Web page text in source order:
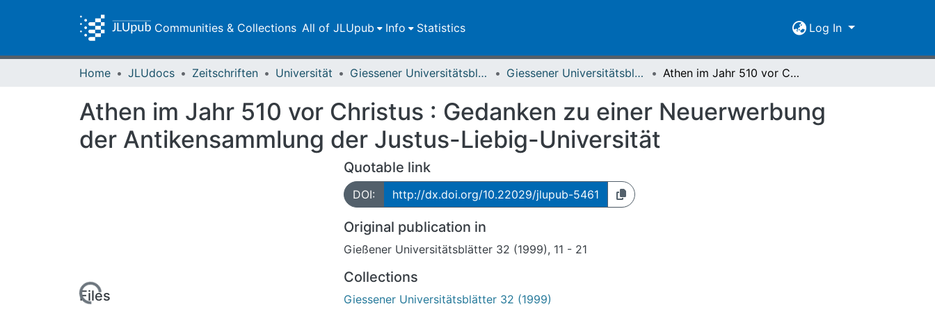
Communities & Collections All of JLUpub Info Statistics Log In
Home JLUdocs Zeitschriften Universität Giessener Universitätsblätter Giessener Universitätsblätter 32 (1999) Athen im Jahr 510 vor Christus : Gedanken zu einer Neuerwerbung der Antikensammlung der Justus-Liebig-Universität
Athen im Jahr 510 vor Christus : Gedanken zu einer Neuerwerbung
der Antikensammlung der Justus-Liebig-Universität
Files
Quotable link
DOI: http://dx.doi.org/10.22029/jlupub-5461
Original publication in
Gießener Universitätsblätter 32 (1999), 11 - 21
Collections
Giessener Universitätsblätter 32 (1999)